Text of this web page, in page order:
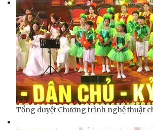
Tổng duyệt Chương trình nghệ thuật